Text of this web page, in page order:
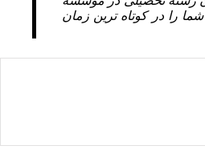
را در کوتاه ترین زمان